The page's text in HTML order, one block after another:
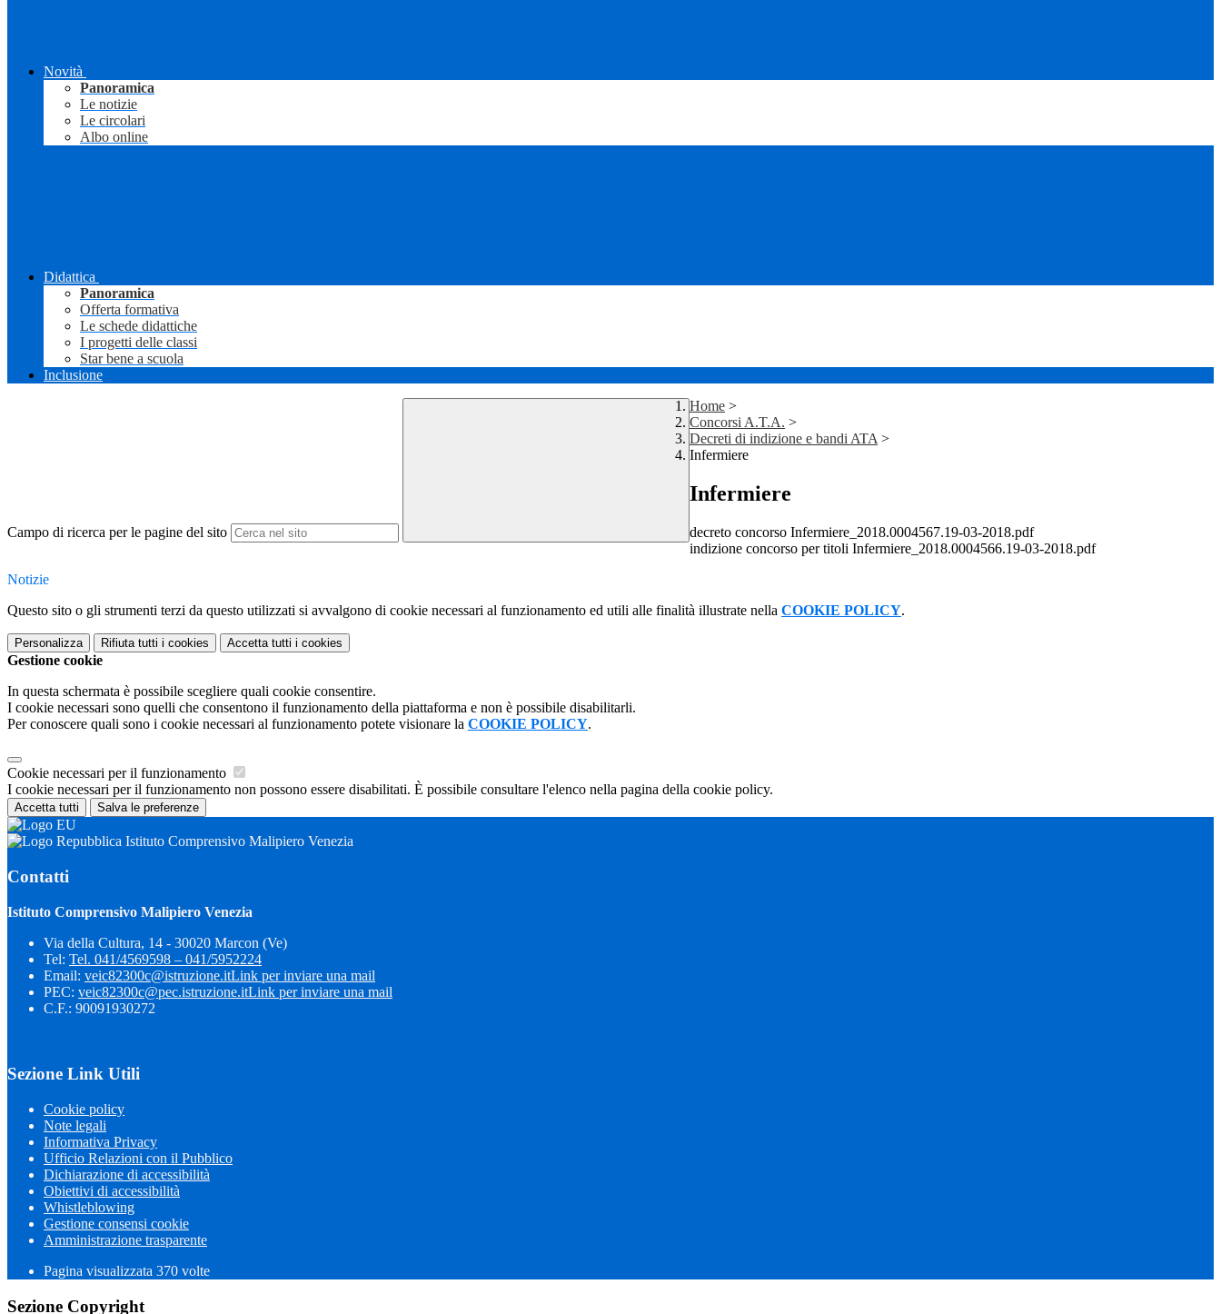
Novità
Panoramica
Le notizie
Le circolari
Albo online
Didattica
Panoramica
Offerta formativa
Le schede didattiche
I progetti delle classi
Star bene a scuola
Inclusione
Campo di ricerca per le pagine del sito
Home >
Concorsi A.T.A. >
Decreti di indizione e bandi ATA >
Infermiere
Infermiere
decreto concorso Infermiere_2018.0004567.19-03-2018.pdf
indizione concorso per titoli Infermiere_2018.0004566.19-03-2018.pdf
Notizie
Questo sito o gli strumenti terzi da questo utilizzati si avvalgono di cookie necessari al funzionamento ed utili alle finalità illustrate nella COOKIE POLICY.
Personalizza Rifiuta tutti i cookies Accetta tutti i cookies
Gestione cookie
In questa schermata è possibile scegliere quali cookie consentire.
I cookie necessari sono quelli che consentono il funzionamento della piattaforma e non è possibile disabilitarli.
Per conoscere quali sono i cookie necessari al funzionamento potete visionare la COOKIE POLICY.
Cookie necessari per il funzionamento
I cookie necessari per il funzionamento non possono essere disabilitati. È possibile consultare l'elenco nella pagina della cookie policy.
Accetta tutti Salva le preferenze
Istituto Comprensivo Malipiero Venezia
Contatti
Istituto Comprensivo Malipiero Venezia
Via della Cultura, 14 - 30020 Marcon (Ve)
Tel: Tel. 041/4569598 – 041/5952224
Email: veic82300c@istruzione.itLink per inviare una mail
PEC: veic82300c@pec.istruzione.itLink per inviare una mail
C.F.: 90091930272
Sezione Link Utili
Cookie policy
Note legali
Informativa Privacy
Ufficio Relazioni con il Pubblico
Dichiarazione di accessibilità
Obiettivi di accessibilità
Whistleblowing
Gestione consensi cookie
Amministrazione trasparente
Pagina visualizzata 370 volte
Sezione Copyright